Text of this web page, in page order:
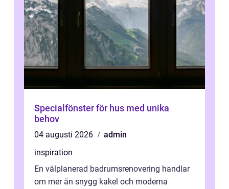
Specialfönster för hus med unika
behov
04 augusti 2026
admin
inspiration
En välplanerad badrumsrenovering handlar
om mer än snygg kakel och moderna